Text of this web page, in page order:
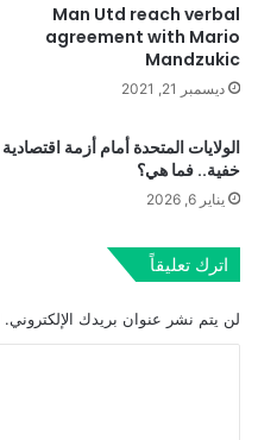
Man Utd reach verbal
agreement with Mario
Mandzukic
ديسمبر 21, 2021
الولايات المتحدة أمام أزمة اقتصادية
خفية.. فما هي؟
يناير 6, 2026
اترك تعليقاً
لن يتم نشر عنوان بريدك الإلكتروني.